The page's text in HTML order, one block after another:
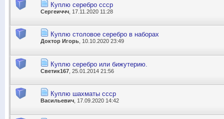
Куплю серебро ссср
Сергеиччч , 17.11.2020 11:28
Куплю столовое серебро в наборах
Доктор Игорь , 10.10.2020 23:49
Куплю серебро или бижутерию.
Светик167 , 25.01.2014 21:56
Куплю шахматы ссср
Васильевич , 17.09.2020 14:42